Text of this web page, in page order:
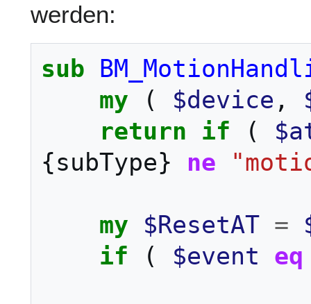
werden:
sub
my
( $device ,
return
if (
{subType} ne
my $ResetAT =
if
( $event eq